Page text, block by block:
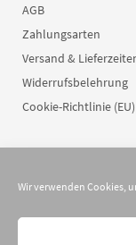
Wir verwenden Cookies,
AGB
Zahlungsarten
Versand &
Widerrufsbelehrung
Cookie-Richtlinie (EU)